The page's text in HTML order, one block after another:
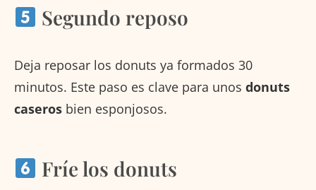
Segundo reposo
Deja reposar los donuts ya formados 30
minutos. Este paso es clave para unos donuts
caseros bien esponjosos.
Fríe los donuts